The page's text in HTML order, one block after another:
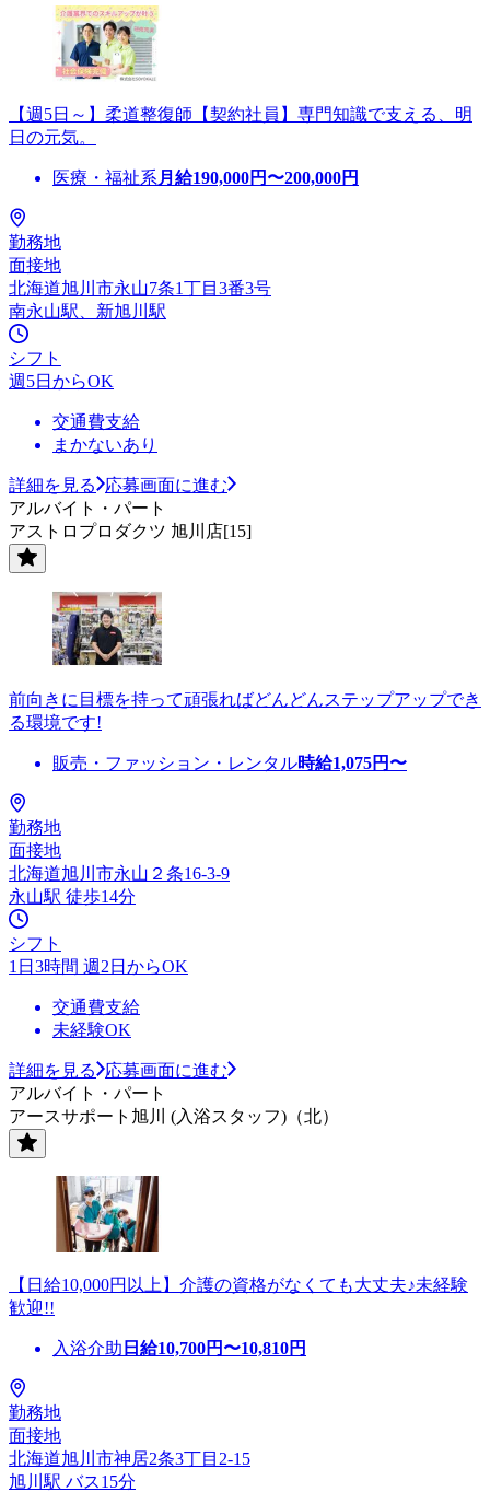
【週5日～】柔道整復師【契約社員】専門知識で支える、明
日の元気。
医療・福祉系 月給190,000円〜200,000円
勤務地
面接地
北海道旭川市永山7条1丁目3番3号
南永山駅、新旭川駅
シフト
週5日からOK
交通費支給
まかないあり
詳細を見る
応募画面に進む
アルバイト・パート
アストロプロダクツ 旭川店[15]
前向きに目標を持って頑張ればどんどんステップアップでき
る環境です!
販売・ファッション・レンタル時給1,075円〜
勤務地
面接地
北海道旭川市永山２条16-3-9
永山駅 徒歩14分
シフト
1日3時間 週2日からOK
交通費支給
未経験OK
詳細を見る
応募画面に進む
アルバイト・パート
アースサポート旭川 (入浴スタッフ)（北）
【日給10,000円以上】介護の資格がなくても大丈夫♪未経験
歓迎!!
入浴介助 日給10,700円〜10,810円
勤務地
面接地
北海道旭川市神居2条3丁目2-15
旭川駅 バス15分